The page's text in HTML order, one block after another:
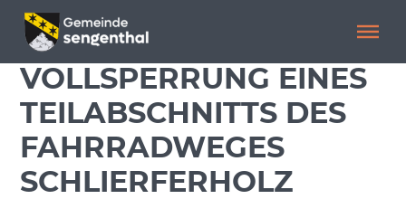
Menü überspringen
Menü überspringen
VOLLSPERRUNG EINES
TEILABSCHNITTS DES
FAHRRADWEGES
SCHLIERFERHOLZ